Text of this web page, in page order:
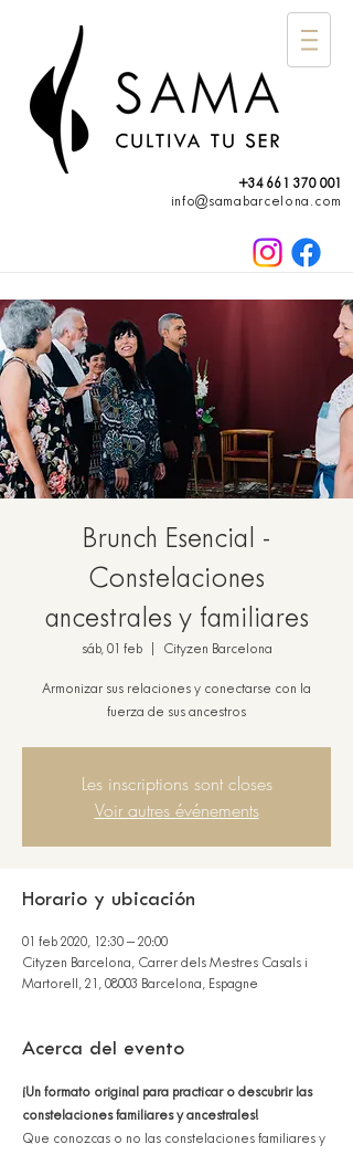
+34 661 370 001
info@samabarcelona.com
Brunch Esencial -
Constelaciones
ancestrales y familiares
sáb, 01 feb
  |
Cityzen Barcelona
Armonizar sus relaciones y conectarse con la
fuerza de sus ancestros
Les inscriptions sont closes
Voir autres événements
Horario y ubicación
01 feb 2020, 12:30 – 20:00
Cityzen Barcelona, Carrer dels Mestres Casals i
Martorell, 21, 08003 Barcelona, Espagne
Acerca del evento
¡Un formato original para practicar o descubrir las
constelaciones familiares y ancestrales!
Que conozcas o no las constelaciones familiares y